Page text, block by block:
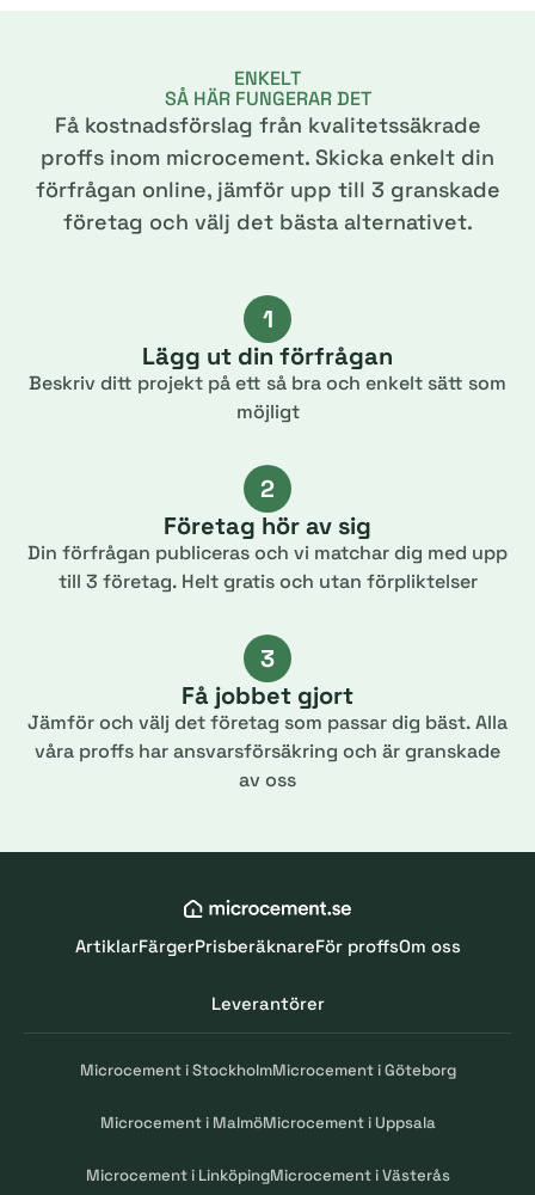
ENKELT
SÅ HÄR FUNGERAR DET
Få kostnadsförslag från kvalitetssäkrade
proffs inom microcement. Skicka enkelt din
förfrågan online, jämför upp till 3 granskade
företag och välj det bästa alternativet.
1
Lägg ut din förfrågan
Beskriv ditt projekt på ett så bra och enkelt sätt som
möjligt
2
Företag hör av sig
Din förfrågan publiceras och vi matchar dig med upp
till 3 företag. Helt gratis och utan förpliktelser
3
Få jobbet gjort
Jämför och välj det företag som passar dig bäst. Alla
våra proffs har ansvarsförsäkring och är granskade
av oss
ArtiklarFärgerPrisberäknareFör proffsOm oss
Leverantörer
Microcement i StockholmMicrocement i Göteborg
Microcement i MalmöMicrocement i Uppsala
Microcement i LinköpingMicrocement i Västerås